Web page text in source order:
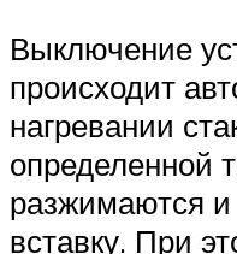
Выключение
происходит
нагревании
определенной
разжимаются
вставку. При